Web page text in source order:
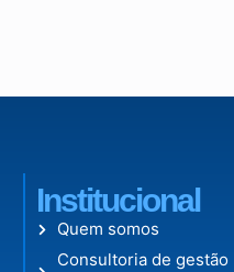
Institucional
Quem somos
Consultoria de gestão